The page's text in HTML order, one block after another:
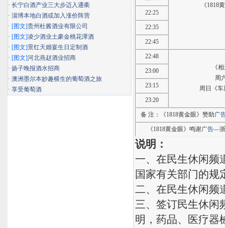
《1818
22:25
22:35
22:45
22:48
《
周
周日《
23:00
23:15
23:20
备 注：《1818黄金眼》赞助广
《1818黄金眼》鸣谢广告—浙
说明：
一、在民生休闲频
国家有关部门的规
二、在民生休闲频
三、签订民生休闲
明，药品、医疗器
· 长宁白酒产业三大步迈入通衢
· 淄博本地白酒或加入涨价阵营
· [图文]贵州杜酱酒业有限公司
· [图文]凌少酒业土豪金桃花潭酒
· [图文]景红天婚宴生日定制酒
· [图文]河北燕赵酒业招商
· 扬子晚报酒水招商
· 澳洲墨尔本妙趣横生的葡萄酒之旅
· 享受葡萄酒